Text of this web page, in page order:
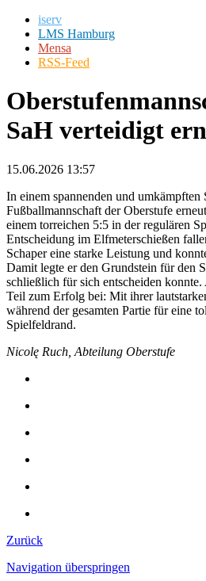
iserv
LMS Hamburg
Mensa
RSS-Feed
SaH verteidigt
15.06.2026 13:57
In einem spannenden und umkämpften
Fußballmannschaft der Oberstufe
einem torreichen 5:5 in der regulären
Entscheidung im Elfmeterschießen
Schaper eine starke Leistung und
Damit legte er den Grundstein für den
schließlich für sich entscheiden
Teil zum Erfolg bei: Mit ihrer
während der gesamten Partie für eine
Spielfeldrand.
Nicolę Ruch, Abteilung Oberstufe
Zurück
Navigation überspringen